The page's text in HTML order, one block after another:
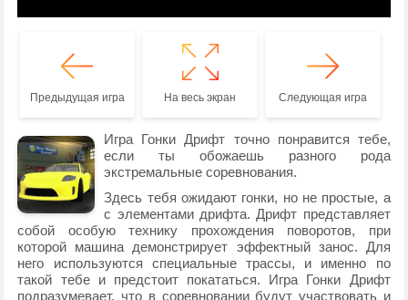
Предыдущая игра На весь экран Следующая игра
Игра Гонки Дрифт точно понравится тебе,
если ты обожаешь разного рода
экстремальные соревнования.
Здесь тебя ожидают гонки, но не простые, а
с элементами дрифта. Дрифт представляет
собой особую технику прохождения поворотов, при
которой машина демонстрирует эффектный занос. Для
него используются специальные трассы, и именно по
такой тебе и предстоит покататься. Игра Гонки Дрифт
подразумевает, что в соревновании будут участвовать и